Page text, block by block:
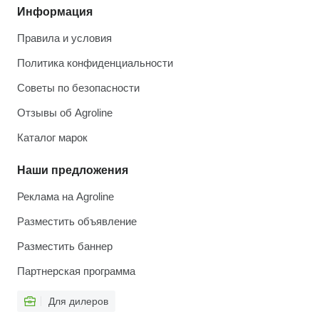
Информация
Правила и условия
Политика конфиденциальности
Советы по безопасности
Отзывы об Agroline
Каталог марок
Наши предложения
Реклама на Agroline
Разместить объявление
Разместить баннер
Партнерская программа
Для дилеров